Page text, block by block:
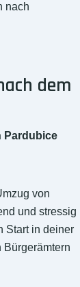
nach
dem
Pardubice
von
und stressig
Start in deiner
Bürgerämtern